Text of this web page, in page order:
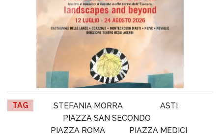
TAG STEFANIA MORRA
ASTI
PIAZZA SAN SECONDO
PIAZZA ROMA
PIAZZA MEDICI